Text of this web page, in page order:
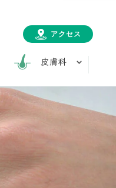
皮膚科
アクセス